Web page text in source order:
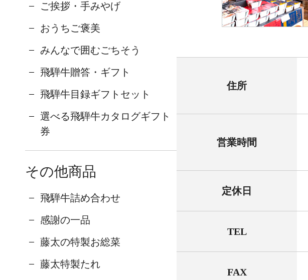
住所
営業時間
定休日
TEL
FAX
ご挨拶・手みやげ
おうちご褒美
みんなで囲むごちそう
飛騨牛贈答・ギフト
飛騨牛目録ギフトセット
選べる飛騨牛カタログギフト
券
その他商品
飛騨牛詰め合わせ
感謝の一品
藤太の特製お総菜
藤太特製たれ